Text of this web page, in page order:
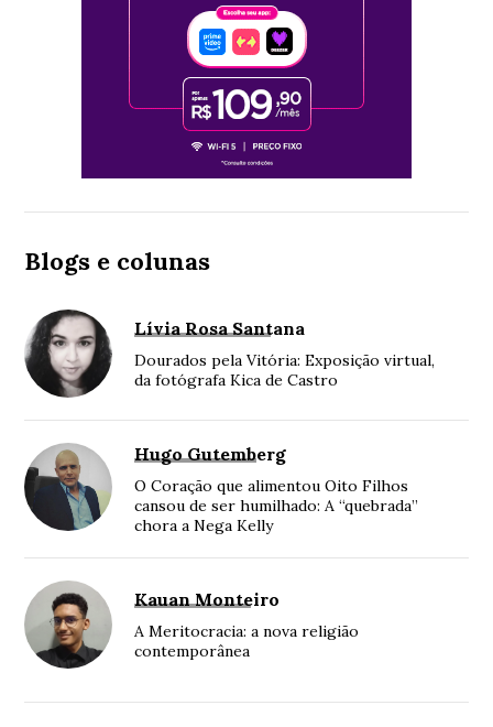
Blogs e colunas
Lívia Rosa Santana
Dourados pela Vitória: Exposição virtual,
da fotógrafa Kica de Castro
Hugo Gutemberg
O Coração que alimentou Oito Filhos
cansou de ser humilhado: A “quebrada”
chora a Nega Kelly
Kauan Monteiro
A Meritocracia: a nova religião
contemporânea